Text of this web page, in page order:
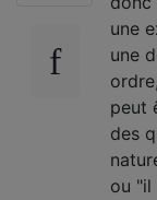
une
une
peut
des
ou "il